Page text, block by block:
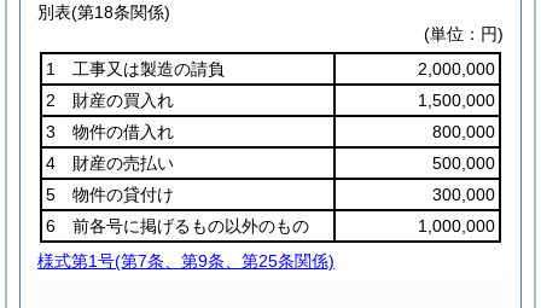
別表(第18条関係)
(単位：円)
1 工事又は製造の請負
2,000,000
2 財産の買入れ
1,500,000
3 物件の借入れ
800,000
4 財産の売払い
500,000
5 物件の貸付け
300,000
6 前各号に掲げるもの以外のもの
1,000,000
様式第1号(第7条、第9条、第25条関係)